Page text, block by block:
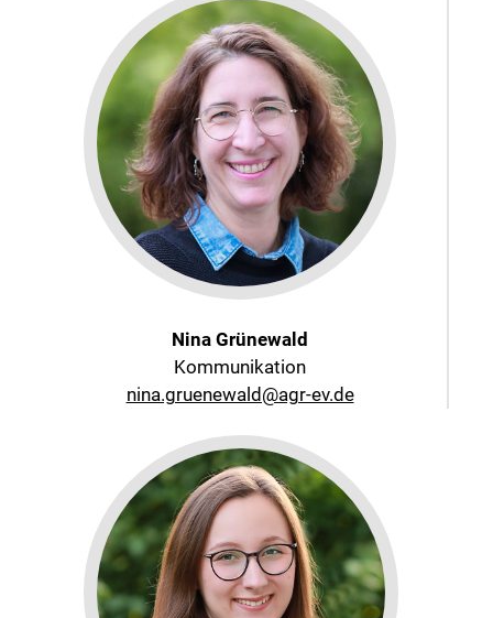
Nina Grünewald
Kommunikation
nina.gruenewald@agr-ev.de